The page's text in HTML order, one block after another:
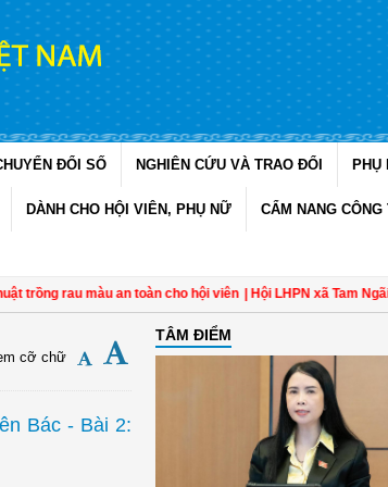
ĐỔI SỐ NGHIÊN CỨU VÀ TRAO ĐỔI PHỤ
DÀNH CHO HỘI VIÊN, PHỤ NỮ CẨM NANG CÔNG
màu an toàn cho hội viên | Hội LHPN xã Tam Ngãi, Vĩnh
cỡ chữ
Bác - Bài 2:
TÂM ĐIỂM